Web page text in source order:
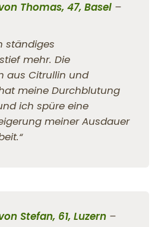
Thomas, 47, Basel –
ständiges
mehr. Die
aus Citrullin und
meine Durchblutung
ich spüre eine
meiner Ausdauer
Stefan, 61, Luzern –